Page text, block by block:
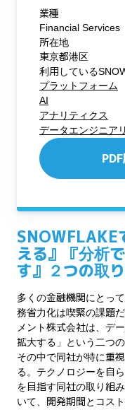
業種
Financial Services
所在地
東京都港区
利用している
プラットフォーム
AI
アナリティクス
データエンジニア
SNOWFLAKE
える』『分析
す』２つの取
多くの金融機関にとっ
務省力化は喫緊の課題
メント株式会社は、デ
拡大する」という二つ
その中で同社が特に重
る。テクノロジーを自
を目指す同社の取り組
いて、開発期間とコス